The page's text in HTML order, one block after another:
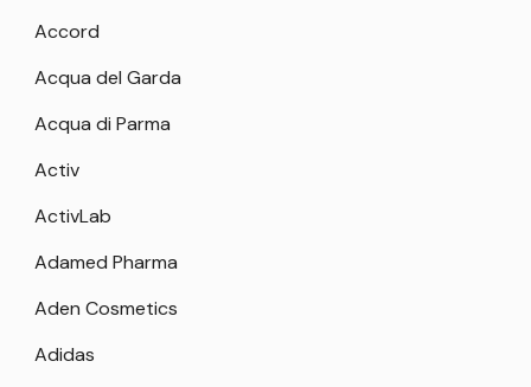
Accord
Acqua del Garda
Acqua di Parma
Activ
ActivLab
Adamed Pharma
Aden Cosmetics
Adidas